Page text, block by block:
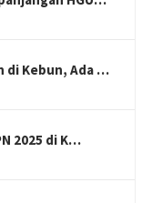
di Kebun, Ada …
2025 di K…